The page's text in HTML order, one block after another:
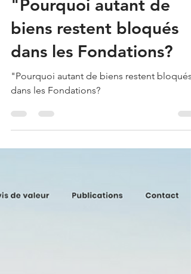
"Pourquoi autant de
biens restent bloqués
dans les Fondations?
dans les Fondations?